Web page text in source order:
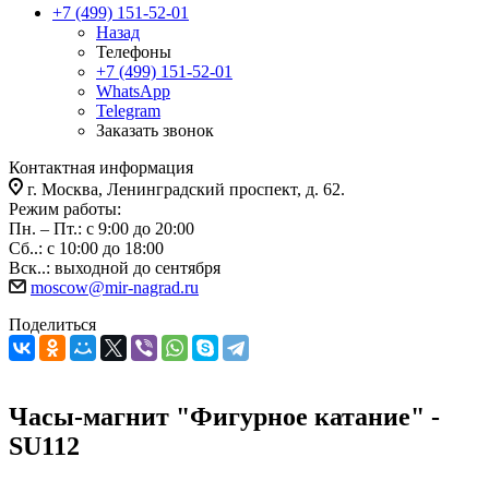
+7 (499) 151-52-01
Назад
Телефоны
+7 (499) 151-52-01
WhatsApp
Telegram
Заказать звонок
Контактная информация
г. Москва, Ленинградский проспект, д. 62.
Режим работы:
Пн. – Пт.: с 9:00 до 20:00
Сб..: с 10:00 до 18:00
Вск..: выходной до сентября
moscow@mir-nagrad.ru
Поделиться
Часы-магнит "Фигурное катание" -
SU112